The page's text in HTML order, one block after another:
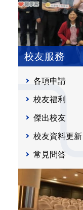
校友服務
各項申請
校友福利
傑出校友
校友資料更新
常見問答